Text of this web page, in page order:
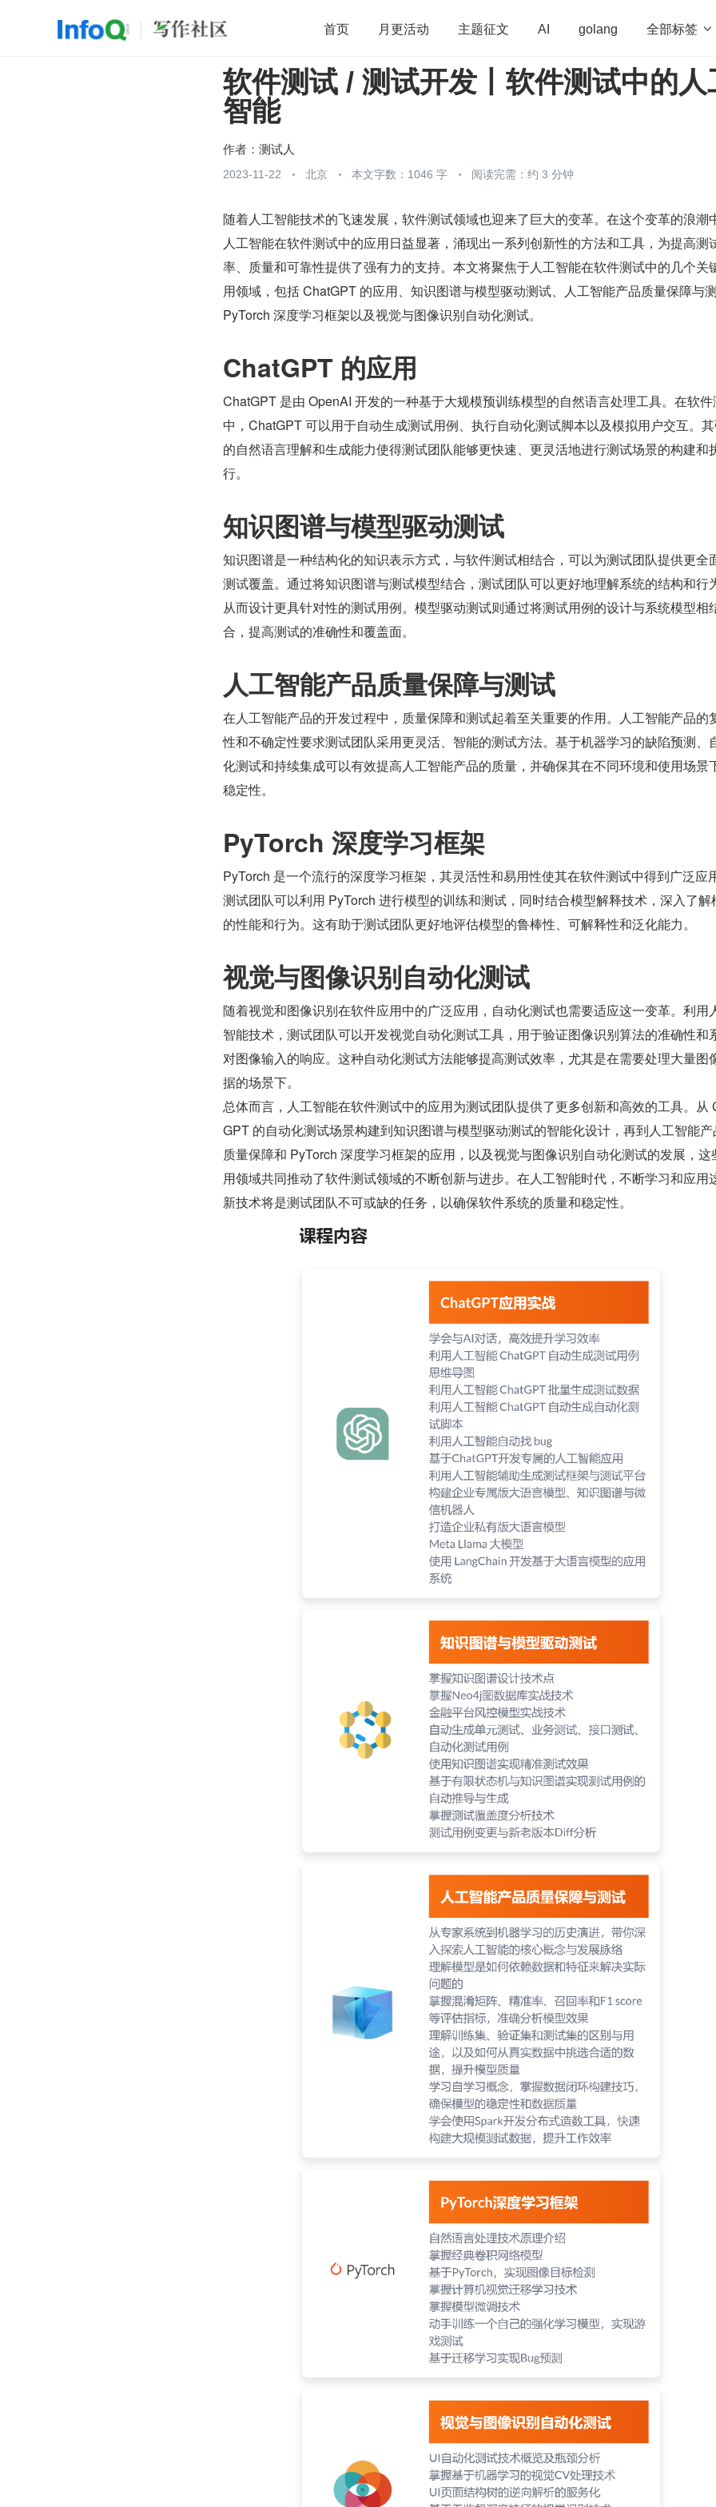
首页 月更活动 主题征文 AI golang 全部标签 
开源 架构 OpenHarmony 算法 学习方法 Web3.0 高
团队管理
软件测试 / 测试开发丨软件测试中的人
智能
作者： 测试人
2023-11-22 北京 本文字数：1046 字 阅读完需：约 3 分钟
随着人工智能技术的飞速发展，软件测试领域也迎来了巨大的变革。在这个变革的浪潮
人工智能在软件测试中的应用日益显著，涌现出一系列创新性的方法和工具，为提高测
率、质量和可靠性提供了强有力的支持。本文将聚焦于人工智能在软件测试中的几个关
用领域，包括 ChatGPT 的应用、知识图谱与模型驱动测试、人工智能产品质量保障与测
PyTorch 深度学习框架以及视觉与图像识别自动化测试。
ChatGPT 的应用
ChatGPT 是由 OpenAI 开发的一种基于大规模预训练模型的自然语言处理工具。在软
中，ChatGPT 可以用于自动生成测试用例、执行自动化测试脚本以及模拟用户交互。
的自然语言理解和生成能力使得测试团队能够更快速、更灵活地进行测试场景的构建和
行。
知识图谱与模型驱动测试
知识图谱是一种结构化的知识表示方式，与软件测试相结合，可以为测试团队提供更全
测试覆盖。通过将知识图谱与测试模型结合，测试团队可以更好地理解系统的结构和行
从而设计更具针对性的测试用例。模型驱动测试则通过将测试用例的设计与系统模型相
合，提高测试的准确性和覆盖面。
人工智能产品质量保障与测试
在人工智能产品的开发过程中，质量保障和测试起着至关重要的作用。人工智能产品的
性和不确定性要求测试团队采用更灵活、智能的测试方法。基于机器学习的缺陷预测、
化测试和持续集成可以有效提高人工智能产品的质量，并确保其在不同环境和使用场景
稳定性。
PyTorch 深度学习框架
PyTorch 是一个流行的深度学习框架，其灵活性和易用性使其在软件测试中得到广泛应用
测试团队可以利用 PyTorch 进行模型的训练和测试，同时结合模型解释技术，深入了解
的性能和行为。这有助于测试团队更好地评估模型的鲁棒性、可解释性和泛化能力。
视觉与图像识别自动化测试
随着视觉和图像识别在软件应用中的广泛应用，自动化测试也需要适应这一变革。利用
智能技术，测试团队可以开发视觉自动化测试工具，用于验证图像识别算法的准确性和
对图像输入的响应。这种自动化测试方法能够提高测试效率，尤其是在需要处理大量图
据的场景下。
总体而言，人工智能在软件测试中的应用为测试团队提供了更多创新和高效的工具。从
GPT 的自动化测试场景构建到知识图谱与模型驱动测试的智能化设计，再到人工智能产
质量保障和 PyTorch 深度学习框架的应用，以及视觉与图像识别自动化测试的发展，这
用领域共同推动了软件测试领域的不断创新与进步。在人工智能时代，不断学习和应用
新技术将是测试团队不可或缺的任务，以确保软件系统的质量和稳定性。